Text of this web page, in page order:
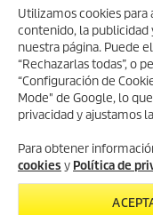
INFORMACIÓN GENERAL
INFORMACIÓN LEGAL
Aviso Legal
Política de privacidad
Política de cookies
Utilizamos cookies
contenido, la
nuestra página. Puede
“Rechazarlas todas”, o
“Configuración de
Mode" de Google, lo
privacidad y ajustamos
Para obtener
cookies y Política de